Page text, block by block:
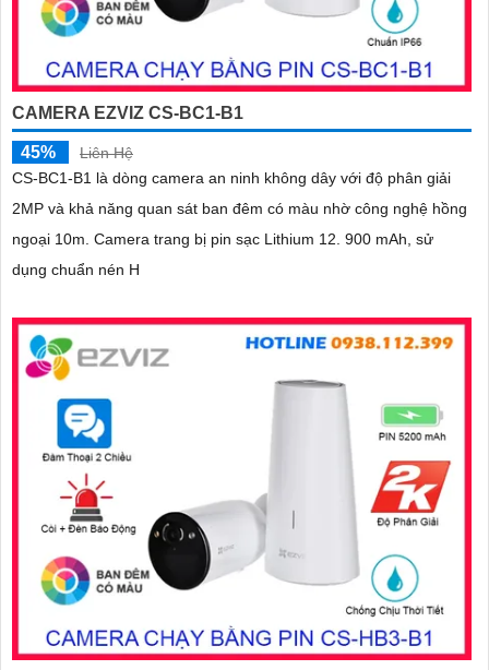
CAMERA EZVIZ CS-BC1-B1
45%
Liên Hệ
CS-BC1-B1 là dòng camera an ninh không dây với độ phân giải
2MP và khả năng quan sát ban đêm có màu nhờ công nghệ hồng
ngoại 10m. Camera trang bị pin sạc Lithium 12. 900 mAh, sử
dụng chuẩn nén H